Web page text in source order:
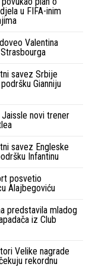
u FIFA-inim
Valentina
savez Srbije
Gianniju
novi trener
savez Engleske
Infantinu
posvetio
Alajbegoviću
predstavila mladog
iz Club
Velike nagrade
rekordnu